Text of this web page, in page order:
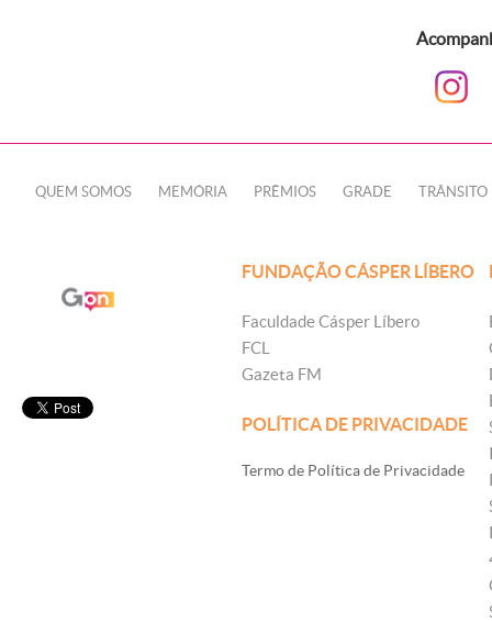
QUEM SOMOS MEMÓRIA PRÊMIOS GRADE TRÂNSITO
FUNDAÇÃO CÁSPER LÍBERO
Faculdade Cásper Líbero
FCL
Gazeta FM
POLÍTICA DE PRIVACIDADE
Termo de Política de Privacidade